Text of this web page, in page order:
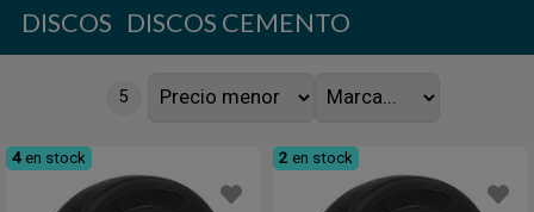
DISCOS DISCOS CEMENTO
5
4 en stock 2 en stock